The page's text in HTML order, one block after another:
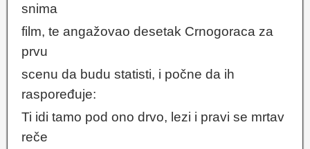
snima
film, te angažovao desetak Crnogoraca za
prvu
scenu da budu statisti, i počne da ih
raspoređuje:
Ti idi tamo pod ono drvo, lezi i pravi se mrtav
reče